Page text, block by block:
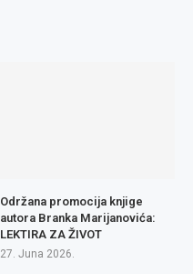
Održana promocija knjige
autora Branka Marijanovića:
LEKTIRA ZA ŽIVOT
27. Juna 2026.